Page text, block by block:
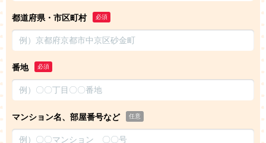
都道府県・市区町村 必須
番地 必須
マンション名、部屋番号など 任意